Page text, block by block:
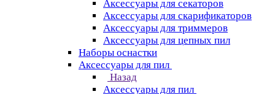
Аксессуары для секаторов
Аксессуары для скарификаторов
Аксессуары для триммеров
Аксессуары для цепных пил
Наборы оснастки
Аксессуары для пил
Назад
Аксессуары для пил